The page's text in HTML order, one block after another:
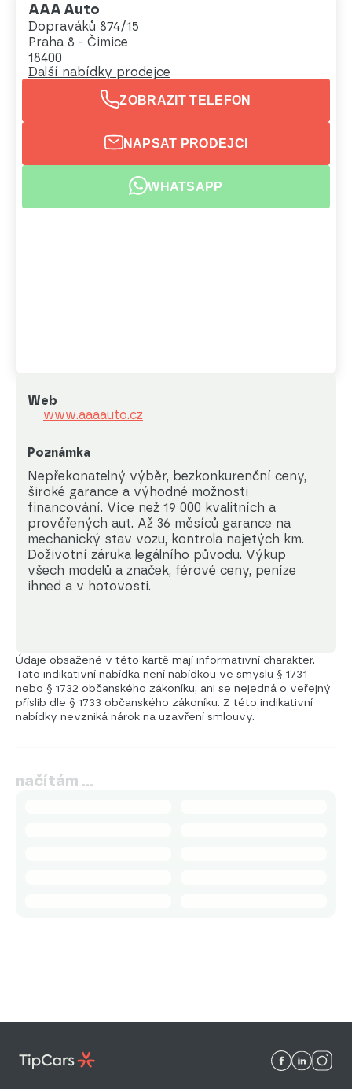
AAA Auto
Dopraváků 874/15
Praha 8 - Čimice
18400
Další nabídky prodejce
ZOBRAZIT TELEFON
NAPSAT PRODEJCI
WHATSAPP
Web
www.aaaauto.cz
Poznámka
Nepřekonatelný výběr, bezkonkurenční ceny,
široké garance a výhodné možnosti
financování. Více než 19 000 kvalitních a
prověřených aut. Až 36 měsíců garance na
mechanický stav vozu, kontrola najetých km.
Doživotní záruka legálního původu. Výkup
všech modelů a značek, férové ceny, peníze
ihned a v hotovosti.
Údaje obsažené v této kartě mají informativní charakter.
Tato indikativní nabídka není nabídkou ve smyslu § 1731
nebo § 1732 občanského zákoníku, ani se nejedná o veřejný
příslib dle § 1733 občanského zákoníku. Z této indikativní
nabídky nevzniká nárok na uzavření smlouvy.
načítám …